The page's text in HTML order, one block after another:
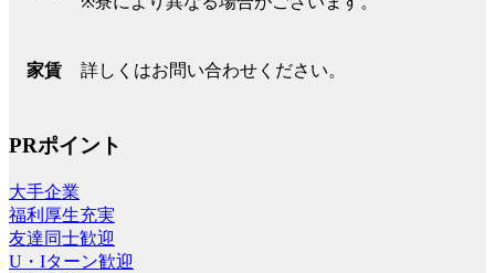
家賃 詳しくはお問い合わせください。
PRポイント
大手企業
福利厚生充実
友達同士歓迎
U・Iターン歓迎